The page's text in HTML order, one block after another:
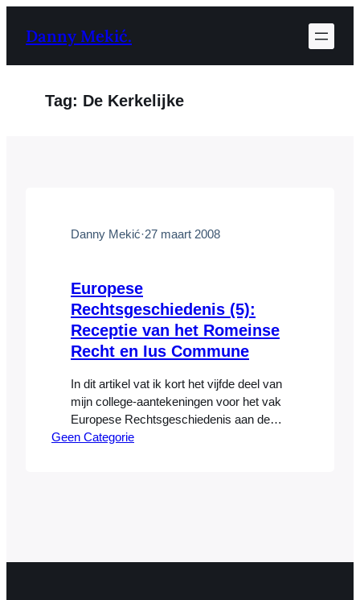
naarDanny Mekić.
Tag: De Kerkelijke
Danny Mekić·27 maart 2008
Europese
Rechtsgeschiedenis (5):
Receptie van het Romeinse
Recht en Ius Commune
In dit artikel vat ik kort het vijfde deel van
mijn college-aantekeningen voor het vak
Europese Rechtsgeschiedenis aan de
Universiteit van Amsterdam samen.
Geen Categorie